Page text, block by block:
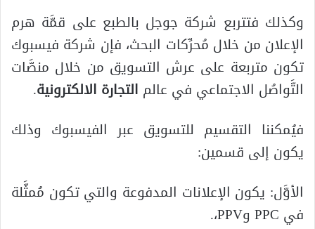
وكذلك فتتربع شركة جوجل بالطبع على قمَّة هرم
الإعلان من خلال مُحرِّكات البحث، فإن شركة فيسبوك
تكون متربعة على عرش التسويق من خلال منصَّات
التَّواصُل الاجتماعي في عالم التجارة الالكترونية.
فيُمكننا التقسيم للتسويق عبر الفيسبوك وذلك
يكون إلى قسمين:
الأوَّل: يكون الإعلانات المدفوعة والتي تكون مُمثَّلة
في PPC وPPV،.